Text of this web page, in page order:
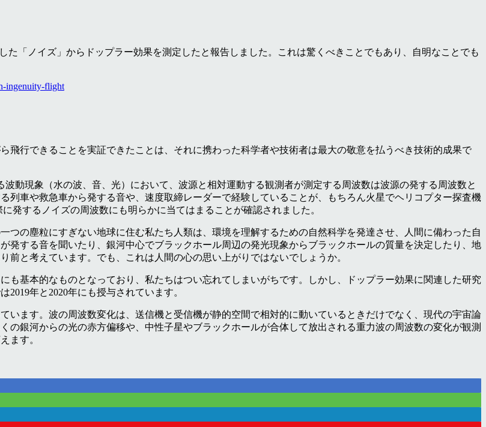
た「ノイズ」からドップラー効果を測定したと報告しました。これは驚くべきことでもあり、自明なことでも
ingenuity-flight
飛行できることを実証できたことは、それに携わった科学者や技術者は最大の敬意を払うべき技術的成果で
動現象（水の波、音、光）において、波源と相対運動する観測者が測定する周波数は波源の発する周波数と
列車や救急車から発する音や、速度取締レーダーで経験していることが、もちろん火星でヘリコプター探査機
発するノイズの周波数にも明らかに当てはまることが確認されました。
つの塵粒にすぎない地球に住む私たち人類は、環境を理解するための自然科学を発達させ、人間に備わった自
発する音を聞いたり、銀河中心でブラックホール周辺の発光現象からブラックホールの質量を決定したり、地
と考えています。でも、これは人間の心の思い上がりではないでしょうか。
も基本的なものとなっており、私たちはつい忘れてしまいがちです。しかし、ドップラー効果に関連した研究
2019年と 2020年にも授与されています。
います。波の周波数変化は、送信機と受信機が静的空間で相対的に動いているときだけでなく、現代の宇宙論
の銀河からの光の赤方偏移や、中性子星やブラックホールが合体して放出される重力波の周波数の変化が観測
ます。